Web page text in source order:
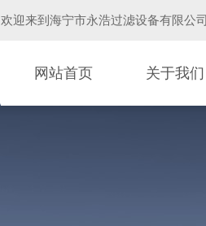
欢迎来到 海宁市永浩过滤设备有限公司
网站首页 关于我们